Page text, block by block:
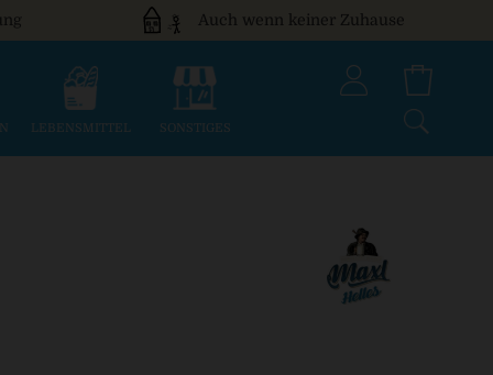
Auch wenn keiner Zuhause
LEBENSMITTEL SONSTIGES